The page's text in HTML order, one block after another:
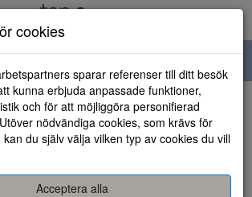
cookies
sparar referenser till ditt besök
kunna erbjuda anpassade funktioner,
och för att möjliggöra personifierad
nödvändiga cookies, som krävs för
du själv välja vilken typ av cookies du vill
Acceptera alla